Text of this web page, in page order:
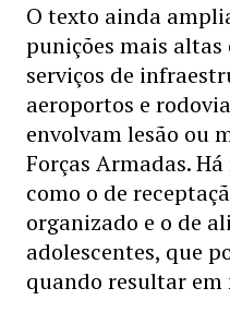
O texto ainda
punições mais altas
serviços de
aeroportos e
envolvam lesão ou
Forças Armadas.
como o de
organizado e o de
adolescentes, que
quando resultar em